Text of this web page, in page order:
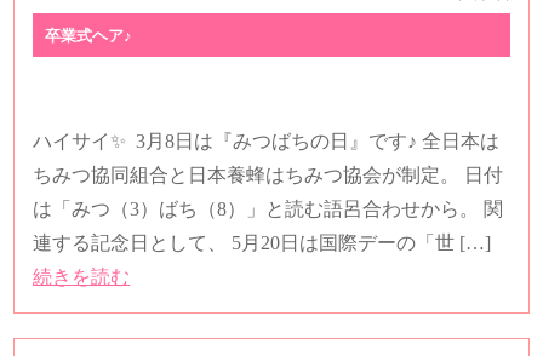
続きを読む
気分はすっかり大正ロマン